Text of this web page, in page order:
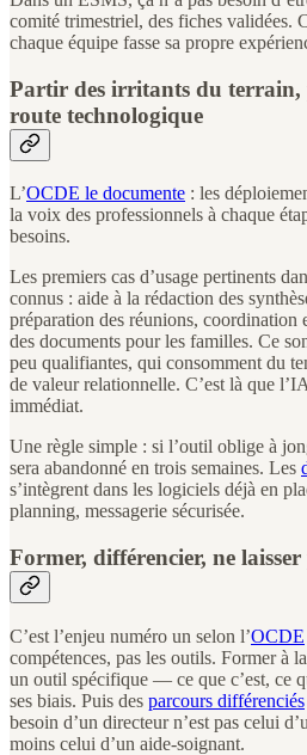
comité trimestriel, des fiches validées.
chaque équipe fasse sa propre
Partir des irritants du terrain,
route technologique
L’OCDE le documente : les
la voix des professionnels à chaque
besoins.
Les premiers cas d’usage pertinents
connus : aide à la rédaction des
préparation des réunions,
des documents pour les familles. Ce
peu qualifiantes, qui consomment du
de valeur relationnelle. C’est là que
immédiat.
Une règle simple : si l’outil oblige à
sera abandonné en trois semaines. Les
s’intègrent dans les logiciels déjà en
planning, messagerie sécurisée.
Former, différencier, ne
C’est l’enjeu numéro un selon l’OCDE
compétences, pas les outils. Former à
un outil spécifique — ce que c’est, ce
ses biais. Puis des parcours différenciés
besoin d’un directeur n’est pas celui
moins celui d’un aide-soignant.